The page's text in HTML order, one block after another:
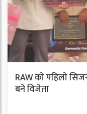
RAW को पहिलो
बने विजेता